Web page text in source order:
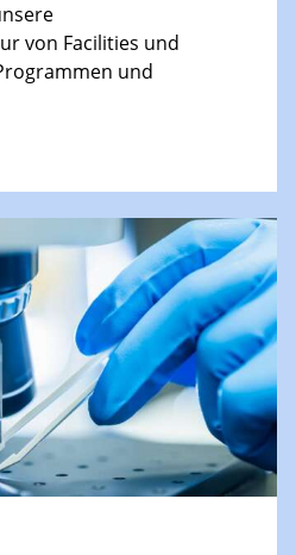
von Facilities und
und